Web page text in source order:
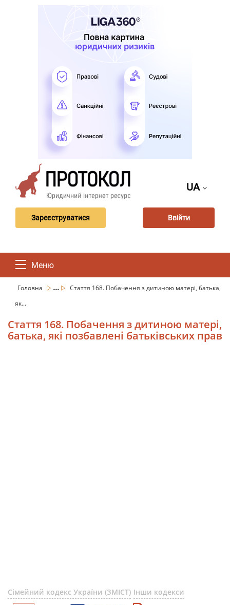
UA
Зареєструватися Ввійти
Меню
Головна ...
Стаття 168. Побачення з дитиною матері, батька,
як...
Стаття 168. Побачення з дитиною матері,
батька, які позбавлені батьківських прав
Сімейний кодекс України (ЗМІСТ) Інши кодекси